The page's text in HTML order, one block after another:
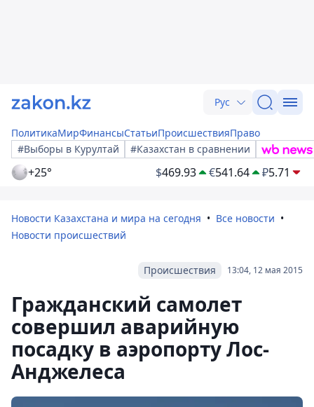
Рус
ПолитикаМирФинансыСтатьиПроисшествияПраво
#Выборы в Курултай
#Казахстан в сравнении
+25° $469.93 €541.64 ₽5.71
Новости Казахстана и мира на сегодня
Все новости
Новости происшествий
13:04, 12 мая 2015
Происшествия
Гражданский самолет
совершил аварийную
посадку в аэропорту Лос-
Анджелеса